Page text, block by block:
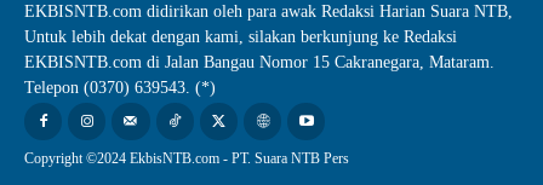
EKBISNTB.com didirikan oleh para awak Redaksi Harian Suara NTB,
Untuk lebih dekat dengan kami, silakan berkunjung ke Redaksi
EKBISNTB.com di Jalan Bangau Nomor 15 Cakranegara, Mataram.
Telepon (0370) 639543. (*)
Copyright ©2024 EkbisNTB.com - PT. Suara NTB Pers